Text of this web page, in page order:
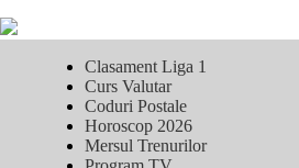
Clasament Liga 1
Curs Valutar
Coduri Postale
Horoscop 2026
Mersul Trenurilor